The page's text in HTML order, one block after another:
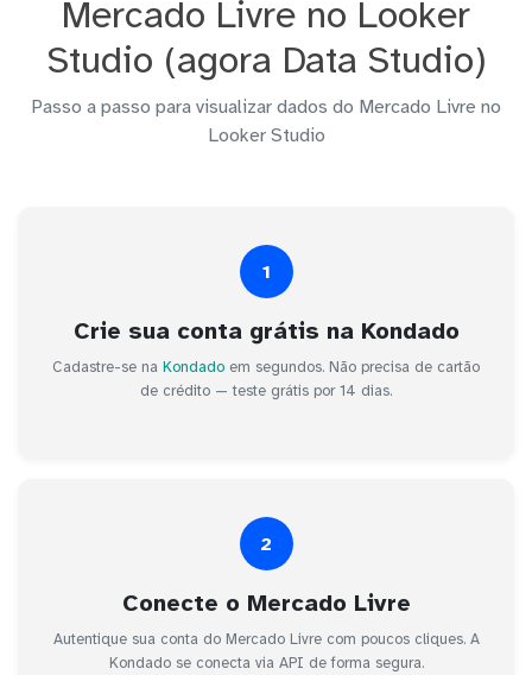
Mercado Livre no Looker
Studio (agora Data Studio)
Passo a passo para visualizar dados do Mercado Livre no
Looker Studio
1
Crie sua conta grátis na Kondado
Cadastre-se na Kondado em segundos. Não precisa de cartão
de crédito — teste grátis por 14 dias.
2
Conecte o Mercado Livre
Autentique sua conta do Mercado Livre com poucos cliques. A
Kondado se conecta via API de forma segura.